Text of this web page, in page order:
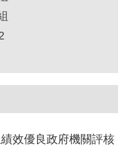
效優良政府機關評核